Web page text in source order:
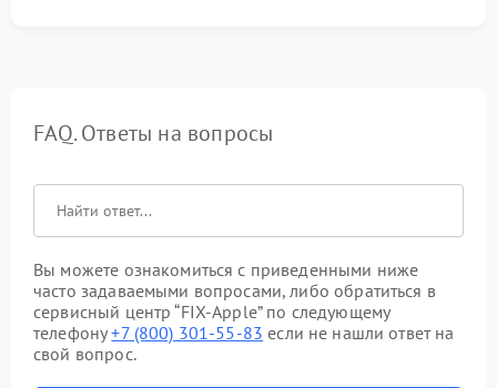
FAQ. Ответы на вопросы
Вы можете ознакомиться с приведенными ниже
часто задаваемыми вопросами, либо обратиться в
сервисный центр “FIX-Apple” по следующему
телефону+7 (800) 301-55-83 если не нашли ответ на
свой вопрос.